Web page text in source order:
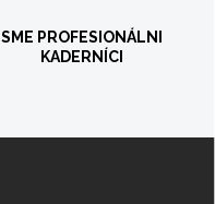
SME PROFESIONÁLNI
KADERNÍCI